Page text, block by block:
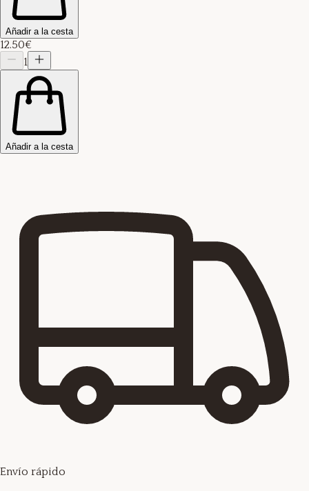
Añadir a la cesta
12.50€
1
Añadir a la cesta
Envío rápido